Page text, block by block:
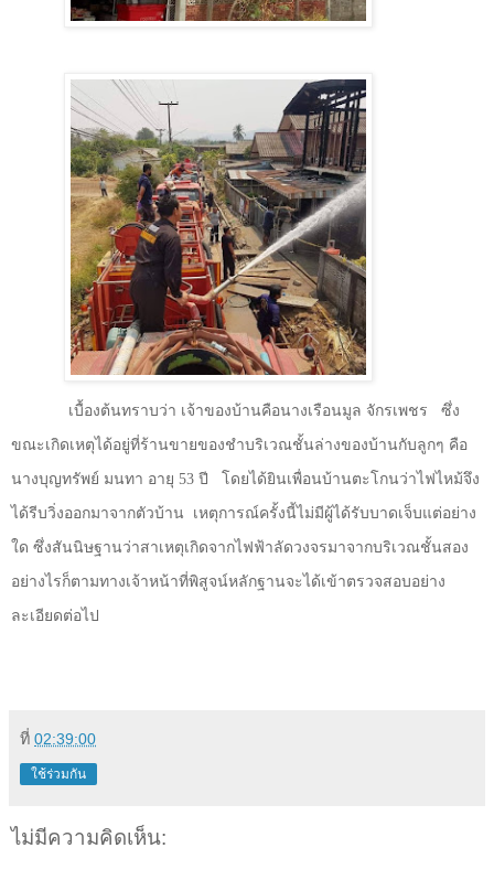
เบื้องต้นทราบว่า เจ้าของบ้านคือนางเรือนมูล จักรเพชร ซึ่ง
ขณะเกิดเหตุได้อยู่ที่ร้านขายของชำบริเวณชั้นล่างของบ้านกับลูกๆ คือ
นางบุญทรัพย์ มนทา อายุ 53 ปี โดยได้ยินเพื่อนบ้านตะโกนว่าไฟไหม้จึง
ได้รีบวิ่งออกมาจากตัวบ้าน เหตุการณ์ครั้งนี้ไม่มีผู้ได้รับบาดเจ็บแต่อย่าง
ใด ซึ่งสันนิษฐานว่าสาเหตุเกิดจากไฟฟ้าลัดวงจรมาจากบริเวณชั้นสอง
อย่างไรก็ตามทางเจ้าหน้าที่พิสูจน์หลักฐานจะได้เข้าตรวจสอบอย่าง
ละเอียดต่อไป
ที่ 02:39:00
ใช้ร่วมกัน
ไม่มีความคิดเห็น: